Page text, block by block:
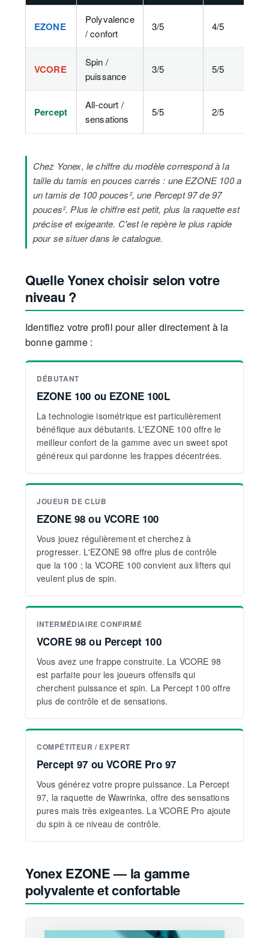
EZONE
Polyvalence
/ confort
3/5 4/5
VCORE
Spin /
puissance
3/5 5/5
Percept
All-court /
sensations
5/5 2/5
Chez Yonex, le chiffre du modèle correspond à la
taille du tamis en pouces carrés : une EZONE 100 a
un tamis de 100 pouces², une Percept 97 de 97
pouces². Plus le chiffre est petit, plus la raquette est
précise et exigeante. C'est le repère le plus rapide
pour se situer dans le catalogue.
Quelle Yonex choisir selon votre
niveau ?
Identifiez votre profil pour aller directement à la
bonne gamme :
DÉBUTANT
EZONE 100 ou EZONE 100L
La technologie isométrique est particulièrement
bénéfique aux débutants. L'EZONE 100 offre le
meilleur confort de la gamme avec un sweet spot
généreux qui pardonne les frappes décentrées.
JOUEUR DE CLUB
EZONE 98 ou VCORE 100
Vous jouez régulièrement et cherchez à
progresser. L'EZONE 98 offre plus de contrôle
que la 100 ; la VCORE 100 convient aux lifters qui
veulent plus de spin.
INTERMÉDIAIRE CONFIRMÉ
VCORE 98 ou Percept 100
Vous avez une frappe construite. La VCORE 98
est parfaite pour les joueurs offensifs qui
cherchent puissance et spin. La Percept 100 offre
plus de contrôle et de sensations.
COMPÉTITEUR / EXPERT
Percept 97 ou VCORE Pro 97
Vous générez votre propre puissance. La Percept
97, la raquette de Wawrinka, offre des sensations
pures mais très exigeantes. La VCORE Pro ajoute
du spin à ce niveau de contrôle.
Yonex EZONE — la gamme
polyvalente et confortable